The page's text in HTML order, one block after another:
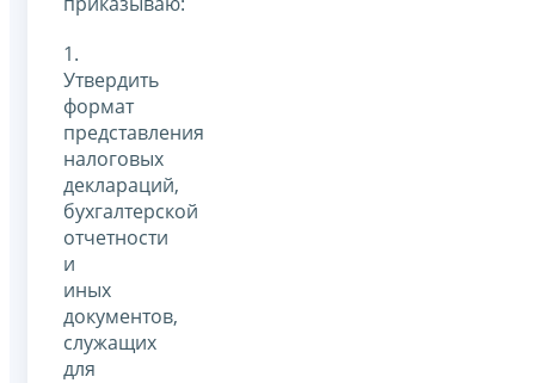
1.
Утвердить
формат
представления
налоговых
деклараций,
бухгалтерской
отчетности
и
иных
документов,
служащих
для